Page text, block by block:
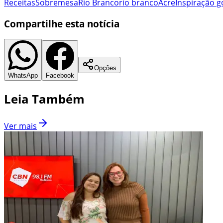
ReceitasSobremesaRio Brancorio brancoAcreInspiração
Compartilhe esta notícia
WhatsApp Facebook
Opções
Leia Também
Ver mais